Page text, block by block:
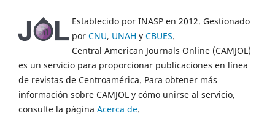
Establecido por INASP en 2012. Gestionado
por CNU, UNAH y CBUES.
Central American Journals Online (CAMJOL)
es un servicio para proporcionar publicaciones en línea
de revistas de Centroamérica. Para obtener más
información sobre CAMJOL y cómo unirse al servicio,
consulte la página Acerca de.